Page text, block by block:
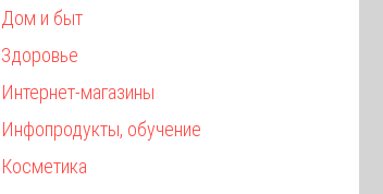
Дом и быт
Здоровье
Интернет-магазины
Инфопродукты, обучение
Косметика